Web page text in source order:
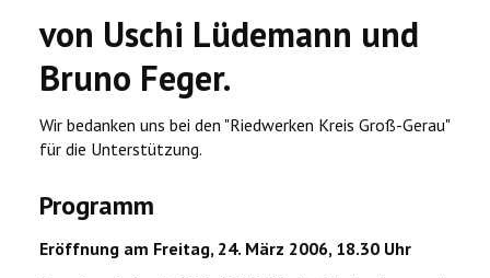
von Uschi Lüdemann und
Bruno Feger.
Wir bedanken uns bei den "Riedwerken Kreis Groß-Gerau"
für die Unterstützung.
Programm
Eröffnung am Freitag, 24. März 2006, 18.30 Uhr